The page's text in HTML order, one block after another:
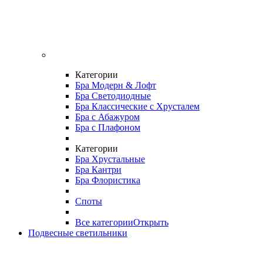
Категории
Бра Модерн & Лофт
Бра Светодиодные
Бра Классические с Хрусталем
Бра с Абажуром
Бра с Плафоном
Категории
Бра Хрустальные
Бра Кантри
Бра Флористика
Споты
Все категорииОткрыть
Подвесные светильники